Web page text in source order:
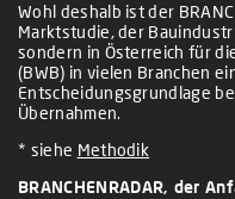
Wohl deshalb ist der
Marktstudie, der
sondern in Österreich für
(BWB) in vielen Branchen
Entscheidungsgrundlage
Übernahmen.
* siehe Methodik
BRANCHENRADAR, der